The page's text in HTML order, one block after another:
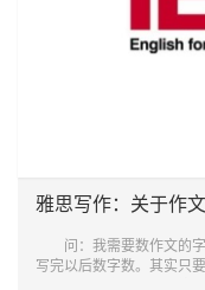
雅思写作：关于作
问：我需要数作文的
写完以后数字数。其实只